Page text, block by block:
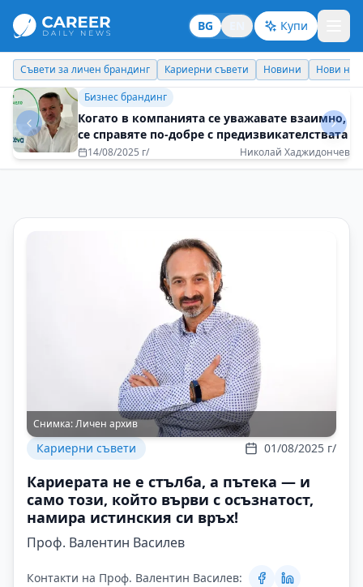
BG Купи
Кариерни съвети Новини Нови назначения Днес празнува
Бизнес брандинг
Формулата за успех е една – в бизнеса и в
живота
05/08/2025 г/ Владимир Рашев
Снимка:Личен архив
Кариерни съвети 01/08/2025 г/
Кариерата не е стълба, а пътека — и
само този, който върви с осъзнатост,
намира истинския си връх!
Проф. Валентин Василев
Контакти на Проф. Валентин Василев: